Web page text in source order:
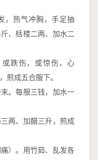
，热气冲胸，手足抽
、栝楼二两、加水二
跌伤，或惊伤，心
煎成五合服下。
。每服三钱，加水一
两、加醋三升，煎成
）。用竹茹、乱发各